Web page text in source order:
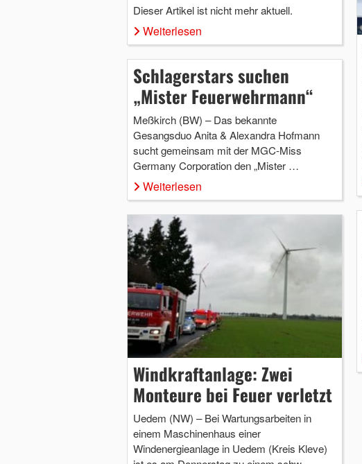
Dieser Artikel ist nicht mehr aktuell.
Weiterlesen
Schlagerstars suchen
„Mister Feuerwehrmann“
Meßkirch (BW) – Das bekannte
Gesangsduo Anita & Alexandra Hofmann
sucht gemeinsam mit der MGC-Miss
Germany Corporation den „Mister …
Weiterlesen
Windkraftanlage: Zwei
Monteure bei Feuer verletzt
Uedem (NW) – Bei Wartungsarbeiten in
einem Maschinenhaus einer
Windenergieanlage in Uedem (Kreis Kleve)